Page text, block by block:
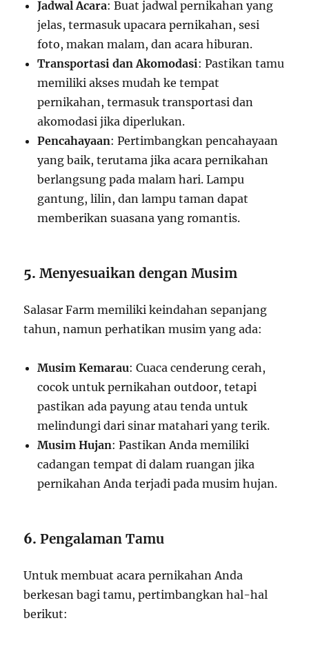
Jadwal Acara: Buat jadwal pernikahan yang
jelas, termasuk upacara pernikahan, sesi
foto, makan malam, dan acara hiburan.
Transportasi dan Akomodasi: Pastikan tamu
memiliki akses mudah ke tempat
pernikahan, termasuk transportasi dan
akomodasi jika diperlukan.
Pencahayaan: Pertimbangkan pencahayaan
yang baik, terutama jika acara pernikahan
berlangsung pada malam hari. Lampu
gantung, lilin, dan lampu taman dapat
memberikan suasana yang romantis.
5.Menyesuaikan dengan Musim
Salasar Farm memiliki keindahan sepanjang
tahun, namun perhatikan musim yang ada:
Musim Kemarau: Cuaca cenderung cerah,
cocok untuk pernikahan outdoor, tetapi
pastikan ada payung atau tenda untuk
melindungi dari sinar matahari yang terik.
Musim Hujan: Pastikan Anda memiliki
cadangan tempat di dalam ruangan jika
pernikahan Anda terjadi pada musim hujan.
6.Pengalaman Tamu
Untuk membuat acara pernikahan Anda
berkesan bagi tamu, pertimbangkan hal-hal
berikut: